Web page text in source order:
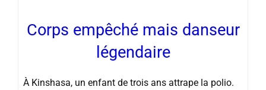
Corps empêché mais danseur
légendaire
À Kinshasa, un enfant de trois ans attrape la polio.